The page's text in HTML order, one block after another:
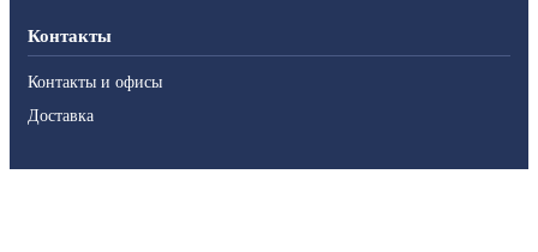
Контакты
Контакты и офисы
Доставка